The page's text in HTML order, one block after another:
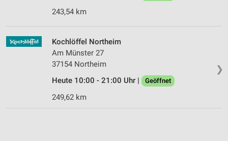
243,54 km
❯
Kochlöffel Northeim
Am Münster 27
37154 Northeim
Heute 10:00 - 21:00 Uhr |
Geöffnet
249,62 km